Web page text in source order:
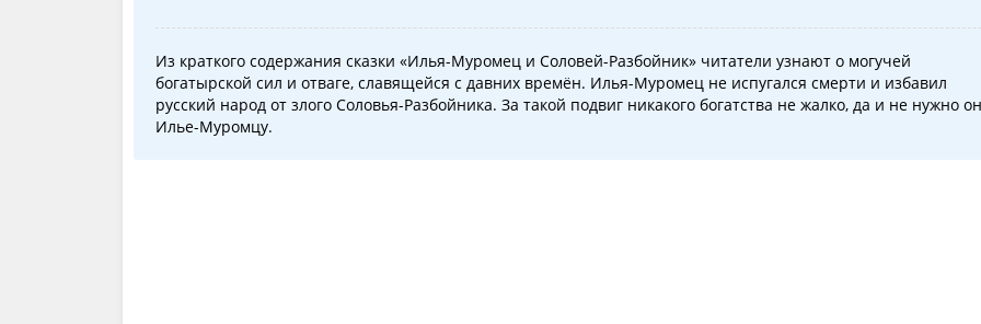
Из краткого содержания сказки «Илья-Муромец и Соловей-Разбойник» читатели узнают о могучей
богатырской сил и отваге, славящейся с давних времён. Илья-Муромец не испугался смерти и избавил
русский народ от злого Соловья-Разбойника. За такой подвиг никакого богатства не жалко, да и не нужно
Илье-Муромцу.